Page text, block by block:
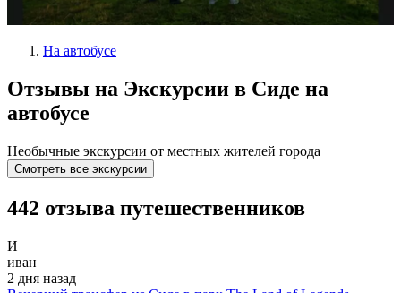
На автобусе
Отзывы на Экскурсии в Сиде на
автобусе
Необычные экскурсии от местных жителей города
Смотреть все экскурсии
442 отзыва путешественников
И
иван
2 дня назад